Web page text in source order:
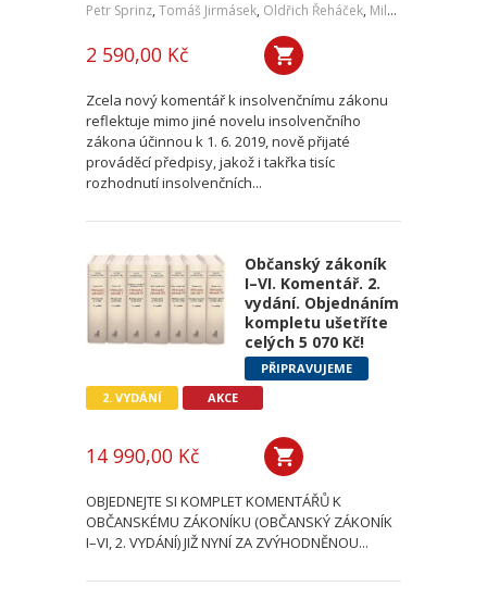
Petr Sprinz, Tomáš Jirmásek, Oldřich Řeháček, Milan Vrba
2 590,00 Kč
Zcela nový komentář k insolvenčnímu zákonu
reflektuje mimo jiné novelu insolvenčního
zákona účinnou k 1. 6. 2019, nově přijaté
prováděcí předpisy, jakož i takřka tisíc
rozhodnutí insolvenčních...
Občanský zákoník
I–VI. Komentář. 2.
vydání. Objednáním
kompletu ušetříte
celých 5 070 Kč!
PŘIPRAVUJEME
2. VYDÁNÍ
AKCE
14 990,00 Kč
OBJEDNEJTE SI KOMPLET KOMENTÁŘŮ K
OBČANSKÉMU ZÁKONÍKU (OBČANSKÝ ZÁKONÍK
I–VI, 2. VYDÁNÍ) JIŽ NYNÍ ZA ZVÝHODNĚNOU...